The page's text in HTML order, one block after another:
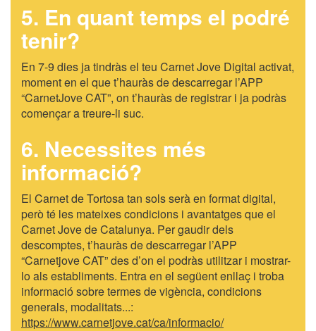
5. En quant temps el podré
tenir?
En 7-9 dies ja tindràs el teu Carnet Jove Digital activat,
moment en el que t’hauràs de descarregar l’APP
“CarnetJove CAT”, on t’hauràs de registrar i ja podràs
començar a treure-li suc.
6. Necessites més
informació?
El Carnet de Tortosa tan sols serà en format digital,
però té les mateixes condicions i avantatges que el
Carnet Jove de Catalunya. Per gaudir dels
descomptes, t’hauràs de descarregar l’APP
“Carnetjove CAT” des d’on el podràs utilitzar i mostrar-
lo als establiments. Entra en el següent enllaç i troba
informació sobre termes de vigència, condicions
generals, modalitats...:
https://www.carnetjove.cat/ca/informacio/